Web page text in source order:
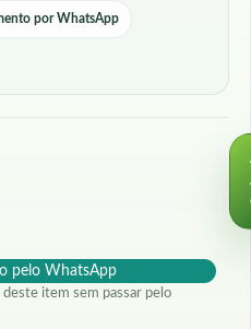
por WhatsApp
pelo WhatsApp
item sem passar pelo